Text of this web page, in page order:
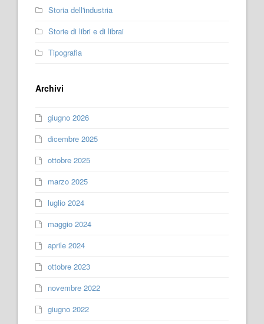
Storia dell'industria
Storie di libri e di librai
Tipografia
Archivi
giugno 2026
dicembre 2025
ottobre 2025
marzo 2025
luglio 2024
maggio 2024
aprile 2024
ottobre 2023
novembre 2022
giugno 2022